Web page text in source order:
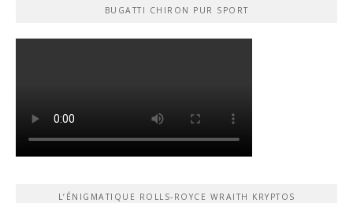
BUGATTI CHIRON PUR SPORT
L’ÉNIGMATIQUE ROLLS-ROYCE WRAITH KRYPTOS